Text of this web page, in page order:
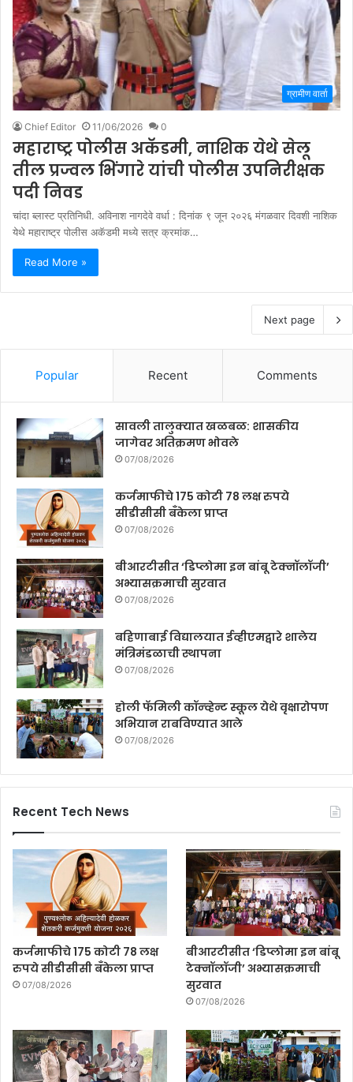
ग्रामीण वार्ता
Chief Editor 11/06/2026 0
महाराष्ट्र पोलीस अकॅडमी, नाशिक येथे सेलू
तील प्रज्वल भिंगारे यांची पोलीस उपनिरीक्षक
पदी निवड
चांदा ब्लास्ट प्रतिनिधी. अविनाश नागदेवे वर्धा : दिनांक ९ जून २०२६ मंगळवार दिवशी नाशिक
येथे महाराष्ट्र पोलीस अकॅडमी मध्ये सत्र क्रमांक…
Read More »
Next page
Popular Recent Comments
सावली तालुक्यात खळबळ: शासकीय
जागेवर अतिक्रमण भोवले
07/08/2026
कर्जमाफीचे 175 कोटी 78 लक्ष रुपये
सीडीसीसी बँकेला प्राप्त
07/08/2026
बीआरटीसीत ‘डिप्लोमा इन बांबू टेक्नॉलॉजी’
अभ्यासक्रमाची सुरवात
07/08/2026
बहिणाबाई विद्यालयात ईव्हीएमद्वारे शालेय
मंत्रिमंडळाची स्थापना
07/08/2026
होली फॅमिली कॉन्व्हेन्ट स्कूल येथे वृक्षारोपण
अभियान राबविण्यात आले
07/08/2026
Recent Tech News
कर्जमाफीचे 175 कोटी 78 लक्ष
रुपये सीडीसीसी बँकेला प्राप्त
07/08/2026
बीआरटीसीत ‘डिप्लोमा इन बांबू
टेक्नॉलॉजी’ अभ्यासक्रमाची
सुरवात
07/08/2026